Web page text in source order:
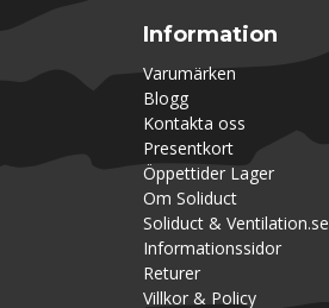
Information
Varumärken
Blogg
Kontakta oss
Presentkort
Öppettider Lager
Om Soliduct
Soliduct & Ventilation.se
Informationssidor
Returer
Villkor & Policy